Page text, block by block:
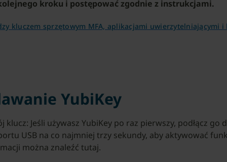
kroku i postępować zgodnie z instrukcjami.
kluczem sprzętowym MFA, aplikacjami uwierzytelniającymi
YubiKey
klucz: Jeśli używasz YubiKey po raz pierwszy, podłącz go
USB na co najmniej trzy sekundy, aby aktywować
można znaleźć tutaj.